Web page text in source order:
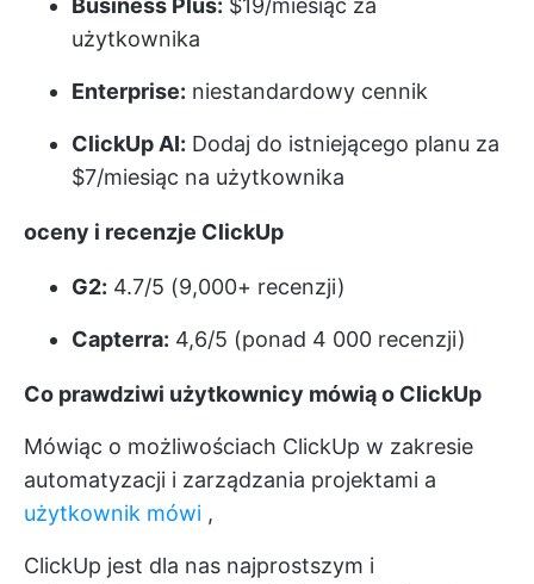
Business Plus: $19/miesiąc za
użytkownika
Enterprise: niestandardowy cennik
ClickUp AI: Dodaj do istniejącego planu za
$7/miesiąc na użytkownika
oceny i recenzje ClickUp
G2: 4.7/5 (9,000+ recenzji)
Capterra: 4,6/5 (ponad 4 000 recenzji)
Co prawdziwi użytkownicy mówią o ClickUp
Mówiąc o możliwościach ClickUp w zakresie
automatyzacji i zarządzania projektami a
użytkownik mówi ,
ClickUp jest dla nas najprostszym i